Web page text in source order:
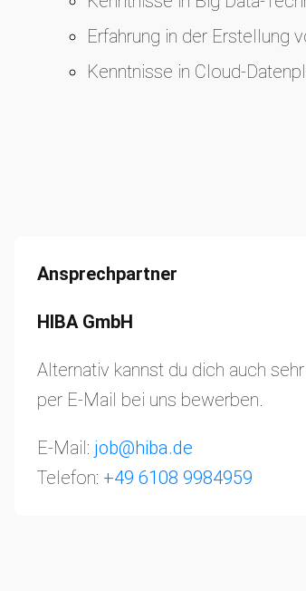
Erfahrung in der Erstellung
Kenntnisse in Cloud-
Ansprechpartner
HIBA GmbH
Alternativ kannst du dich auch
per E-Mail bei uns bewerben.
E-Mail: job@hiba.de
Telefon: +49 6108 9984959